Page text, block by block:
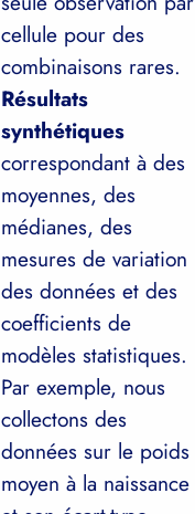
cellule pour des
combinaisons rares.
Résultats
synthétiques
correspondant à des
moyennes, des
médianes, des
mesures de variation
des données et des
coefficients de
modèles statistiques.
Par exemple, nous
collectons des
données sur le poids
moyen à la naissance